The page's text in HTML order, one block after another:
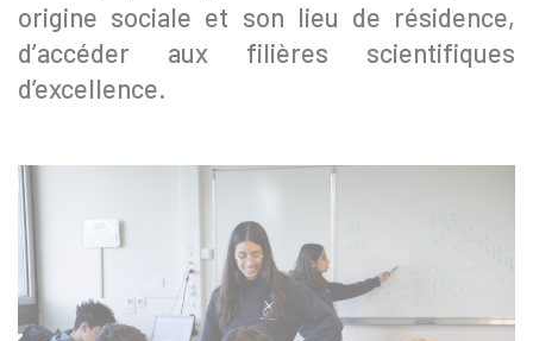
origine sociale et son lieu de résidence,
d’accéder aux filières scientifiques
d’excellence.